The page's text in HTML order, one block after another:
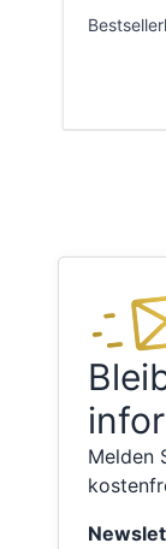
Melden